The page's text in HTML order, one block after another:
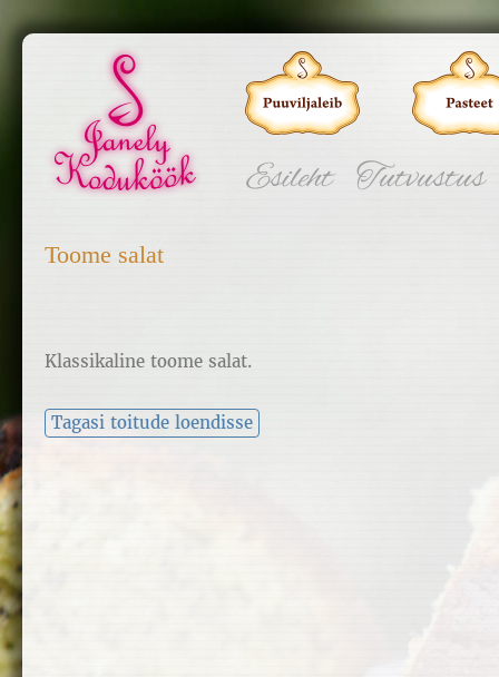
Esileht Tutvustus
Toome salat
Klassikaline toome salat.
Tagasi toitude loendisse